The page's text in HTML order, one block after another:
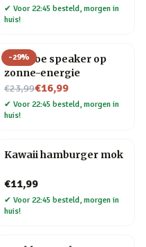
✔ Voor 22:45 besteld, morgen in
huis!
-29%
Bamboe speaker op
zonne-energie
€23,99
Nu voor€16,99
✔ Voor 22:45 besteld, morgen in
huis!
Kawaii hamburger mok
€11,99
✔ Voor 22:45 besteld, morgen in
huis!